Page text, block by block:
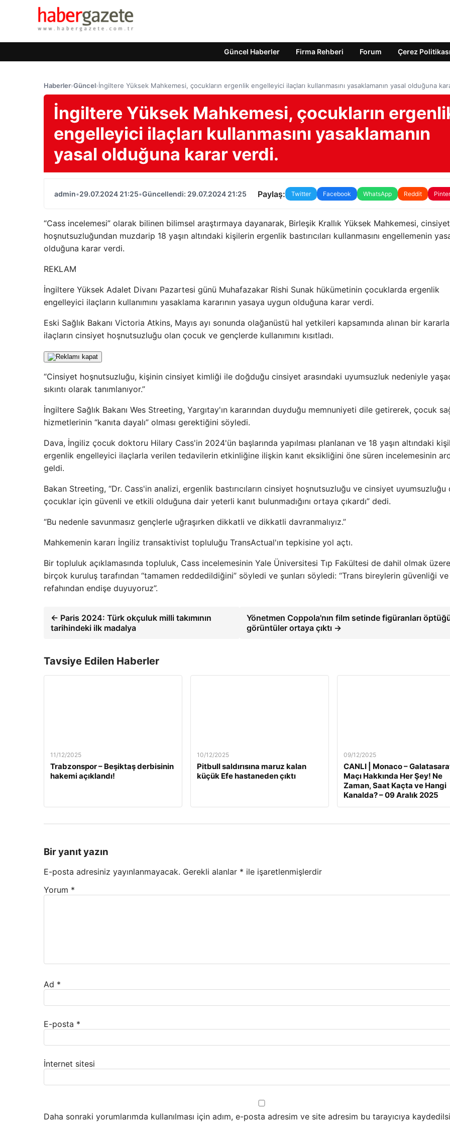
Güncel Haberler Firma Rehberi Forum Çerez Politikası
Haberler›Güncel›İngiltere Yüksek Mahkemesi, çocukların ergenlik engelleyici ilaçları kullanmasını yasaklamanın yasal olduğuna
İngiltere Yüksek Mahkemesi, çocukların
engelleyici ilaçları kullanmasını yasaklamanın
yasal olduğuna karar verdi.
admin•29.07.2024 21:25•Güncellendi: 29.07.2024 21:25 Paylaş: Twitter Facebook WhatsApp Reddit
“Cass incelemesi” olarak bilinen bilimsel araştırmaya dayanarak, Birleşik Krallık Yüksek Mahkemesi, cinsiyet
hoşnutsuzluğundan muzdarip 18 yaşın altındaki kişilerin ergenlik bastırıcıları kullanmasını engellemenin
olduğuna karar verdi.
REKLAM
İngiltere Yüksek Adalet Divanı Pazartesi günü Muhafazakar Rishi Sunak hükümetinin çocuklarda ergenlik
engelleyici ilaçların kullanımını yasaklama kararının yasaya uygun olduğuna karar verdi.
Eski Sağlık Bakanı Victoria Atkins, Mayıs ayı sonunda olağanüstü hal yetkileri kapsamında alınan bir
ilaçların cinsiyet hoşnutsuzluğu olan çocuk ve gençlerde kullanımını kısıtladı.
“Cinsiyet hoşnutsuzluğu, kişinin cinsiyet kimliği ile doğduğu cinsiyet arasındaki uyumsuzluk nedeniyle
sıkıntı olarak tanımlanıyor.”
İngiltere Sağlık Bakanı Wes Streeting, Yargıtay'ın kararından duyduğu memnuniyeti dile getirerek, çocuk
hizmetlerinin “kanıta dayalı” olması gerektiğini söyledi.
Dava, İngiliz çocuk doktoru Hilary Cass'in 2024'ün başlarında yapılması planlanan ve 18 yaşın altındaki
ergenlik engelleyici ilaçlarla verilen tedavilerin etkinliğine ilişkin kanıt eksikliğini öne süren incelemesinin
geldi.
Bakan Streeting, “Dr. Cass'in analizi, ergenlik bastırıcıların cinsiyet hoşnutsuzluğu ve cinsiyet uyumsuzluğu
çocuklar için güvenli ve etkili olduğuna dair yeterli kanıt bulunmadığını ortaya çıkardı” dedi.
“Bu nedenle savunmasız gençlerle uğraşırken dikkatli ve dikkatli davranmalıyız.”
Mahkemenin kararı İngiliz transaktivist topluluğu TransActual'ın tepkisine yol açtı.
Bir topluluk açıklamasında topluluk, Cass incelemesinin Yale Üniversitesi Tıp Fakültesi de dahil olmak üzere
birçok kuruluş tarafından “tamamen reddedildiğini” söyledi ve şunları söyledi: “Trans bireylerin güvenliği ve
refahından endişe duyuyoruz”.
← Paris 2024: Türk okçuluk milli takımının
tarihindeki ilk madalya
Yönetmen Coppola'nın film setinde figüranları
görüntüler ortaya çıktı →
Tavsiye Edilen Haberler
11/12/2025
Trabzonspor – Beşiktaş derbisinin
hakemi açıklandı!
10/12/2025
Pitbull saldırısına maruz kalan
küçük Efe hastaneden çıktı
09/12/2025
CANLI | Monaco –
Maçı Hakkında Her Şey! Ne
Zaman, Saat Kaçta ve Hangi
Kanalda? – 09 Aralık 2025
Bir yanıt yazın
E-posta adresiniz yayınlanmayacak. Gerekli alanlar * ile işaretlenmişlerdir
Yorum *
Ad *
E-posta *
İnternet sitesi
Daha sonraki yorumlarımda kullanılması için adım, e-posta adresim ve site adresim bu tarayıcıya